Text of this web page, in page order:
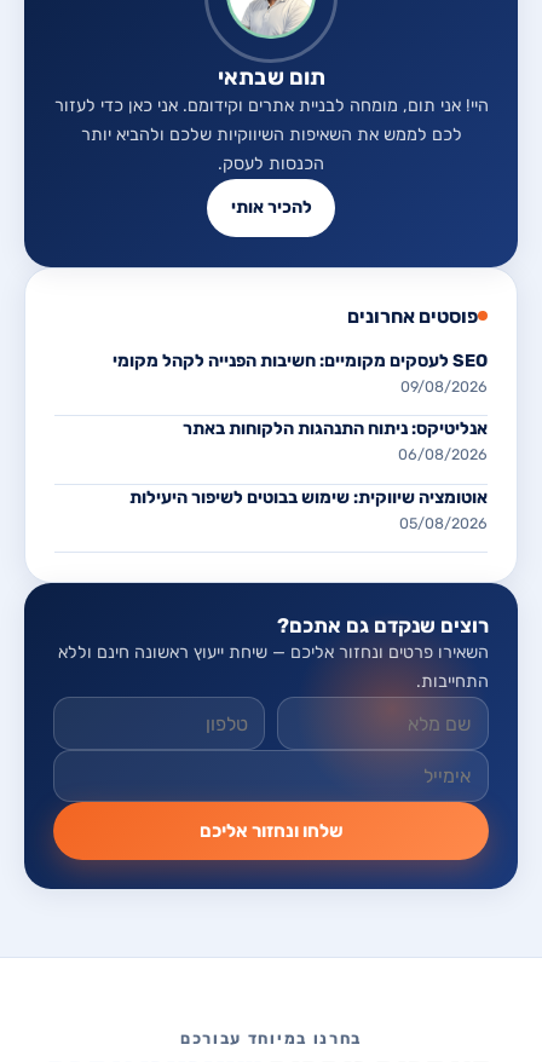
תום שבתאי
היי! אני תום, מומחה לבניית אתרים וקידומם. אני כאן כדי לעזור
לכם לממש את השאיפות השיווקיות שלכם ולהביא יותר
הכנסות לעסק.
להכיר אותי
פוסטים אחרונים
SEO לעסקים מקומיים: חשיבות הפנייה לקהל מקומי
09/08/2026
אנליטיקס: ניתוח התנהגות הלקוחות באתר
06/08/2026
אוטומציה שיווקית: שימוש בבוטים לשיפור היעילות
05/08/2026
רוצים שנקדם גם אתכם?
השאירו פרטים ונחזור אליכם — שיחת ייעוץ ראשונה חינם וללא
התחייבות.
שלחו ונחזור אליכם
אל תמלאו שדה זה